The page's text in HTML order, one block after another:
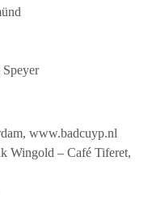
www.badcuyp.nl
Wingold – Café Tiferet,